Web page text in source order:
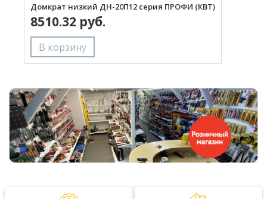
Домкрат низкий ДН-20П12 серия ПРОФИ (КВТ)
8510.32 руб.